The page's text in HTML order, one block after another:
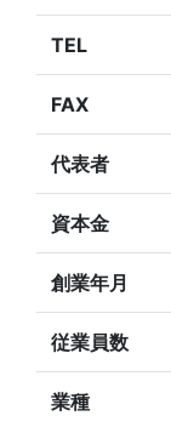
TEL
FAX
代表者
資本金
創業年月
従業員数
業種